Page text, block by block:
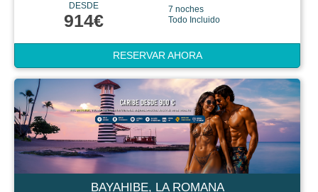
DESDE
914€
7 noches
Todo Incluido
RESERVAR AHORA
BAYAHIBE, LA ROMANA